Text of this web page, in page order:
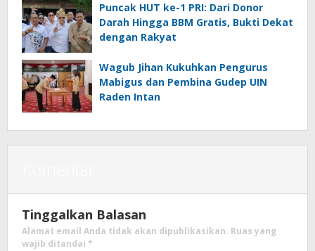
Puncak HUT ke-1 PRI: Dari Donor
Darah Hingga BBM Gratis, Bukti Dekat
dengan Rakyat
Wagub Jihan Kukuhkan Pengurus
Mabigus dan Pembina Gudep UIN
Raden Intan
Tinggalkan Balasan
Alamat email Anda tidak akan dipublikasikan. Ruas yang
wajib ditandai *